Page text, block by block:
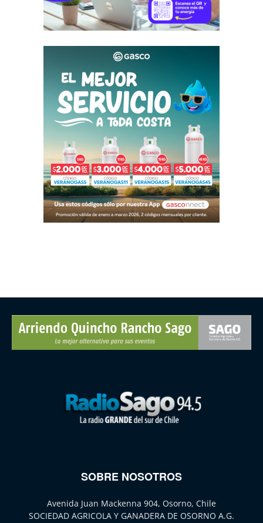
SOBRE NOSOTROS
Avenida Juan Mackenna 904, Osorno, Chile
SOCIEDAD AGRICOLA Y GANADERA DE OSORNO A.G.